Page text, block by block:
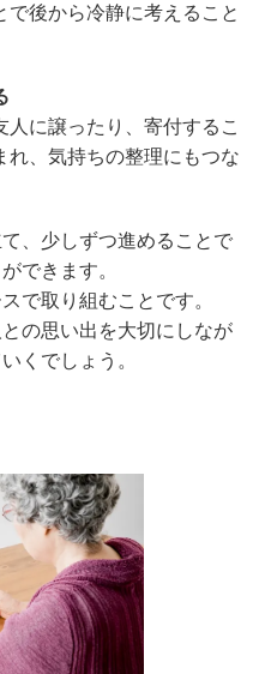
後から冷静に考えること
に譲ったり、寄付するこ
れ、気持ちの整理にもつな
、少しずつ進めることで
できます。
で取り組むことです。
の思い出を大切にしなが
くでしょう。